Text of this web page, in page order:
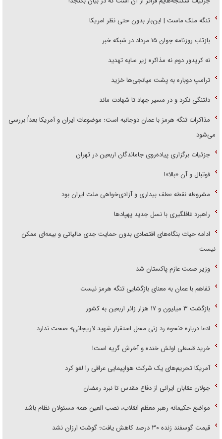
تنگه ملک ماست | این‌بار بدون حتی نظر امریکا
بازتاب روزنامه جوان ۱۵ مرداد در شبکه خبر
نه کریدور دوم نه مذاکره زیر سایه تهدید
ترامپ دوباره به پشت میانجی‌ها خزید
دلتنگی نکرد و در مسیر جهاد تا شهادت ماند
مذاکرات تنگه هرمز با عمان دوجانبه است؛ موضوعات ایران و آمریکا بعداً بررسی
می‌شود
جزئیات برگزاری پیاده‌روی جاماندگان اربعین در تهران
فوتبال و آن «بالا»!
مشروطه نقطه عطف بیداری و آزادی‌خواهی ملت ایران بود
راهبرد غافلگیری با نسل جدید پهپاد‌ها
ادامه حیات بنگاه‌های اقتصادی بدون حمایت جدی مالیاتی و بیمه‌ای ممکن
نیست
وزیر صمت عازم پاکستان شد
تفاهم با عمان به معنای بازگشایی تنگه هرمز نیست
بازگشت ۳ میلیون و ۱۷ هزار زائر اربعین به کشور
ادعا درباره «نحوه رد زنی محل استقرار شهید لاریجانی» صحت ندارد
خرید قسطی اولش خنده و آخرش گریه است!
آمریکا تحریم‌های یک شرکت هواپیمایی عراقی را لغو کرد
جولان عقابان ایرانی از دفاع مقدس تا نبرد رمضان
مواضع حکیمانه رهبر معظم انقلاب، نصب العین همه مسئولان نظام باشد
قیمت گوسفند زنده ۳۰ درصد کاهش یافت؛ گوشت ارزان نشد